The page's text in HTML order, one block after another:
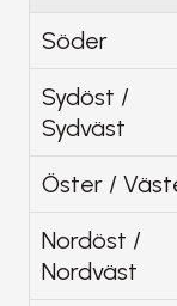
Söder
Sydöst /
Sydväst
Öster /
Nordöst /
Nordväst